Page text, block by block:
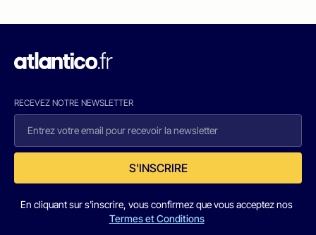
RECEVEZ NOTRE NEWSLETTER
S'INSCRIRE
En cliquant sur s'inscrire, vous confirmez que vous acceptez nos
Termes et Conditions